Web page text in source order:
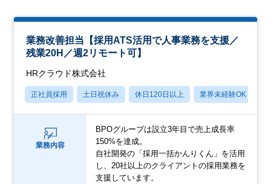
業務改善担当【採用ATS活用で人事業務を支援／
残業20H／週2リモート可】
HRクラウド株式会社
正社員採用 土日祝休み 休日120日以上 業界未経験OK
業務内容
BPOグループは設立3年目で売上成長率
150%を達成。
自社開発の「採用一括かんりくん」を活用
し、20社以上のクライアントの採用業務を
支援しています。